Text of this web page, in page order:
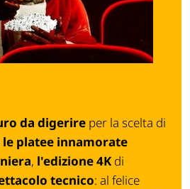
da digerire per la scelta di
platee innamorate
, l'edizione 4K di
tecnico: al felice